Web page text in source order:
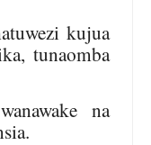
kujua
tunaomba
na